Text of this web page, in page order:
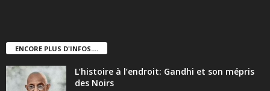
ENCORE PLUS D'INFOS....
L’histoire à l’endroit: Gandhi et son mépris
des Noirs